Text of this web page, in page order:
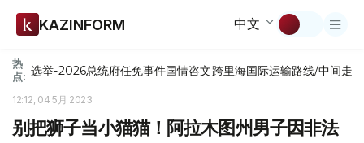
KAZINFORM 中文
热
点: 选举-2026总统府任免事件国情咨文跨里海国际运输路线/中间走廊
12:12, 04 5月 2023
别把狮子当小猫猫！阿拉木图州男子因非法